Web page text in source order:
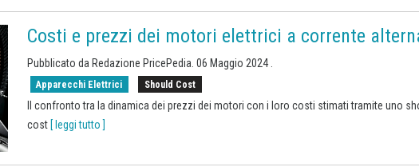
Costi e prezzi dei motori elettrici a corrente
Pubblicato da Redazione PricePedia. 06 Maggio 2024.
Apparecchi Elettrici Should Cost
Il confronto tra la dinamica dei prezzi dei motori con i loro costi stimati tramite uno
cost [ leggi tutto ]